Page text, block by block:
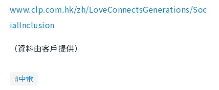
www.clp.com.hk/zh/LoveConnectsGenerations/Soc
ialInclusion
（資料由客戶提供）
中電